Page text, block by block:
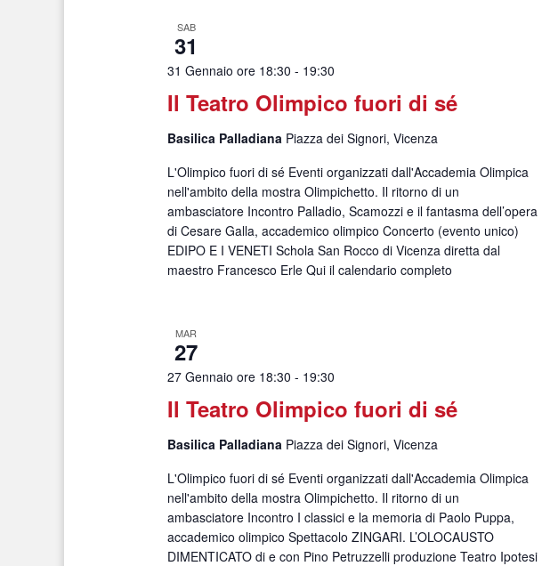
SAB
31
Il Teatro Olimpico fuori di sé
31 Gennaio ore 18:30 - 19:30
Basilica Palladiana Piazza dei Signori, Vicenza
L'Olimpico fuori di sé Eventi organizzati dall'Accademia Olimpica
nell'ambito della mostra Olimpichetto. Il ritorno di un
ambasciatore Incontro Palladio, Scamozzi e il fantasma dell’opera
di Cesare Galla, accademico olimpico Concerto (evento unico)
EDIPO E I VENETI Schola San Rocco di Vicenza diretta dal
maestro Francesco Erle Qui il calendario completo
MAR
27
Il Teatro Olimpico fuori di sé
27 Gennaio ore 18:30 - 19:30
Basilica Palladiana Piazza dei Signori, Vicenza
L'Olimpico fuori di sé Eventi organizzati dall'Accademia Olimpica
nell'ambito della mostra Olimpichetto. Il ritorno di un
ambasciatore Incontro I classici e la memoria di Paolo Puppa,
accademico olimpico Spettacolo ZINGARI. L’OLOCAUSTO
DIMENTICATO di e con Pino Petruzzelli produzione Teatro Ipotesi